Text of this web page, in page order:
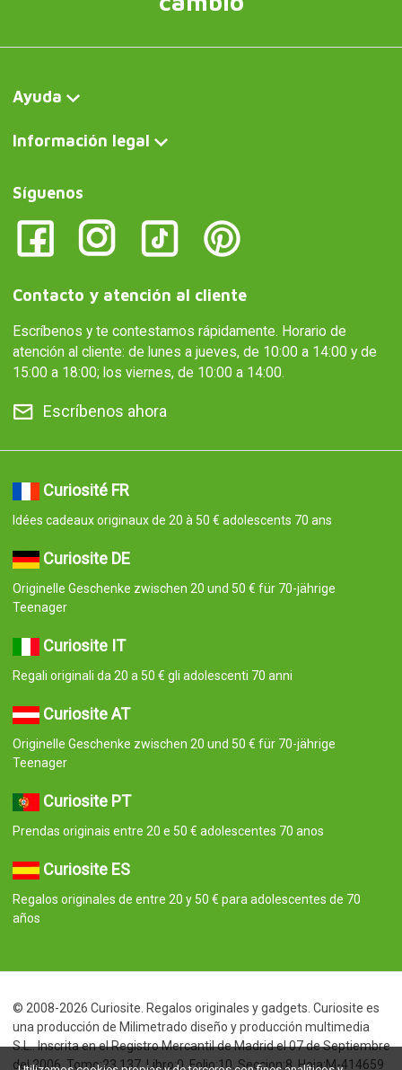
Ayuda
Información legal
Síguenos
Contacto y atención al cliente
Escríbenos y te contestamos rápidamente. Horario de
atención al cliente: de lunes a jueves, de 10:00 a 14:00 y de
15:00 a 18:00; los viernes, de 10:00 a 14:00.
Escríbenos ahora
Curiosité FR
Idées cadeaux originaux de 20 à 50 € adolescents 70 ans
Curiosite DE
Originelle Geschenke zwischen 20 und 50 € für 70-jährige
Teenager
Curiosite IT
Regali originali da 20 a 50 € gli adolescenti 70 anni
Curiosite AT
Originelle Geschenke zwischen 20 und 50 € für 70-jährige
Teenager
Curiosite PT
Prendas originais entre 20 e 50 € adolescentes 70 anos
Curiosite ES
Regalos originales de entre 20 y 50 € para adolescentes de 70
años
© 2008-2026 Curiosite. Regalos originales y gadgets. Curiosite es
una producción de Milimetrado diseño y producción multimedia
S.L.. Inscrita en el Registro Mercantil de Madrid el 07 de Septiembre
del 2006. Tomo:23.137. Libro:0. Folio:10. Seccion:8. Hoja:M-414659